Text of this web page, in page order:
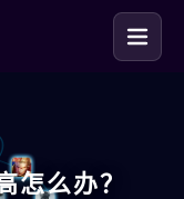
怎么办？